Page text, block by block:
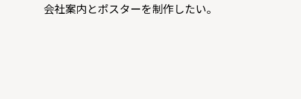
会社案内とポスターを制作したい。